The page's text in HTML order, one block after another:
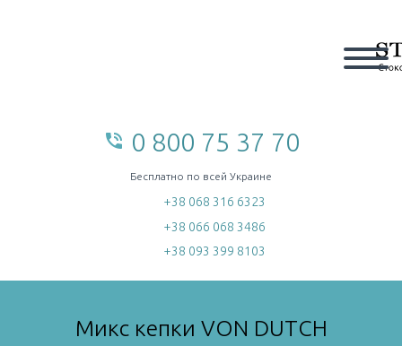
phone_in_talk 0 800 75 37 70
Бесплатно по всей Украине
+38 068 316 6323
+38 066 068 3486
+38 093 399 8103
Микс кепки VON DUTCH